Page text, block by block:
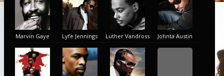
Marvin Gaye Lyfe Jennings Luther Vandross Johnta Austin